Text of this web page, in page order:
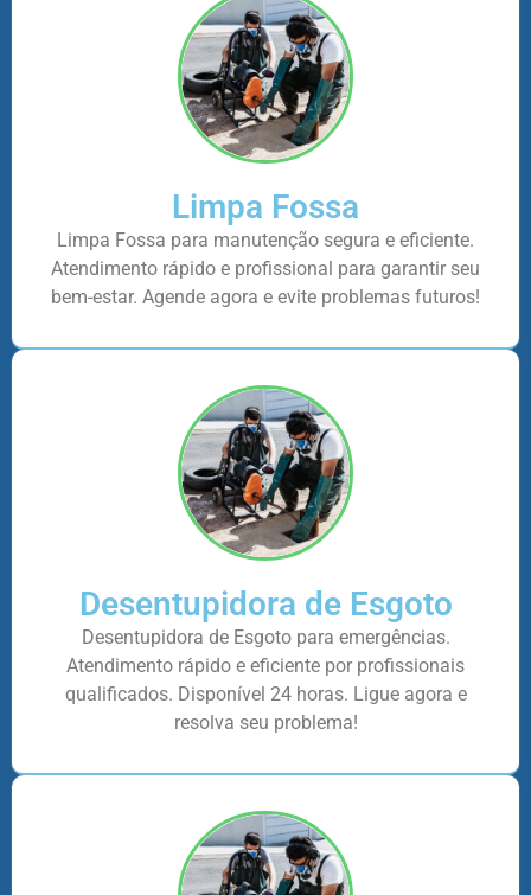
Limpa Fossa
Limpa Fossa para manutenção segura e eficiente.
Atendimento rápido e profissional para garantir seu
bem-estar. Agende agora e evite problemas futuros!
Desentupidora de Esgoto
Desentupidora de Esgoto para emergências.
Atendimento rápido e eficiente por profissionais
qualificados. Disponível 24 horas. Ligue agora e
resolva seu problema!